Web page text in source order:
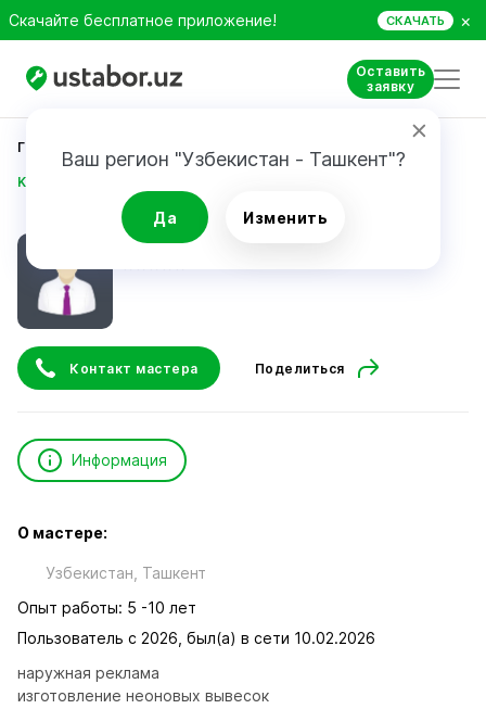
Скачайте бесплатное приложение! СКАЧАТЬ ×
Оставить
заявку
Ваш регион "Узбекистан - Ташкент"?
Да Изменить
Главная Реклама и маркетинг
Kim Vladimir Arturovich
Контакт мастера Поделиться
Информация
О мастере:
Узбекистан, Ташкент
Опыт работы: 5 -10 лет
Пользователь с 2026, был(а) в сети 10.02.2026
наружная реклама
изготовление неоновых вывесок